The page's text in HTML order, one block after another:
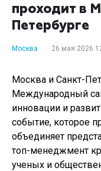
проходит в
Петербурге
Москва 26 мая 2026
Москва и Санкт-
Международный
инновации и
событие, которое
объединяет
топ-менеджмент
ученых и